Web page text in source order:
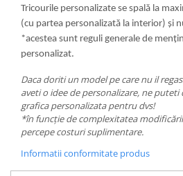
Tricourile personalizate se spală la
(cu partea personalizată la interior) și
*acestea sunt reguli generale de
personalizat.
Daca doriti un model pe care nu il
aveti o idee de personalizare, ne puteti
grafica personalizata pentru dvs!
*în funcție de complexitatea
percepe costuri suplimentare.
Informatii conformitate produs